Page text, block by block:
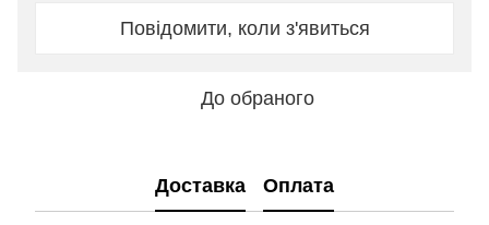
Повідомити, коли з'явиться
До обраного
Доставка Оплата